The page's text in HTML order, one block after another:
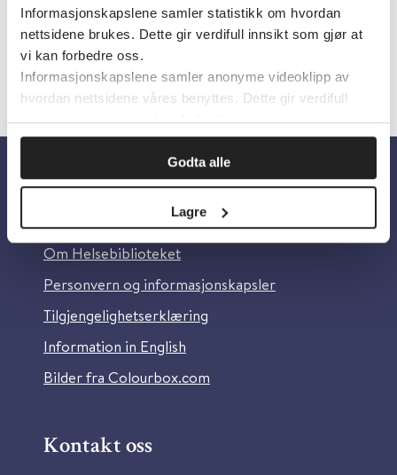
Informasjonskapslene samler statistikk om hvordan
nettsidene brukes. Dette gir verdifull innsikt som gjør at
vi kan forbedre oss.
Informasjonskapslene samler anonyme videoklipp av
hvordan nettsidene våres benyttes. Dette gir verdifull
innsikt som gjør at vi kan forbedre oss.
Godta alle
Lagre
Om Helsebiblioteket
Personvern og informasjonskapsler
Tilgjengelighetserklæring
Information in English
Bilder fra Colourbox.com
Kontakt oss